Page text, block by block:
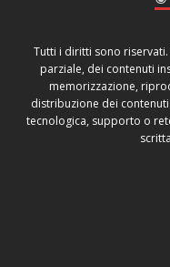
Tutti i diritti sono
parziale, dei contenuti
memorizzazione,
distribuzione dei
tecnologica, supporto o